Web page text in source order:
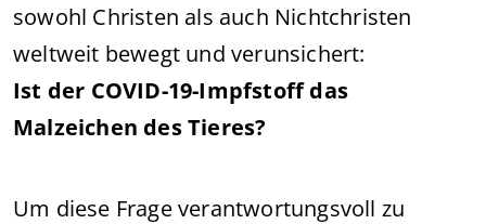
sowohl Christen als auch Nichtchristen
weltweit bewegt und verunsichert:
Ist der COVID-19-Impfstoff das
Malzeichen des Tieres?
Um diese Frage verantwortungsvoll zu